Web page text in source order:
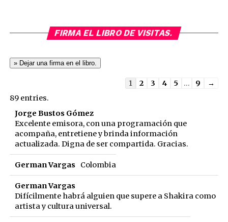
FIRMA EL LIBRO DE VISITAS.
Guestbook
1 2 3 4 5 ... 9
→
89 entries.
Jorge Bustos Gómez
Excelente emisora, con una programación que
acompaña, entretiene y brinda información
actualizada. Digna de ser compartida. Gracias.
German Vargas Colombia
German Vargas
Difícilmente habrá alguien que supere a Shakira como
artista y cultura universal.